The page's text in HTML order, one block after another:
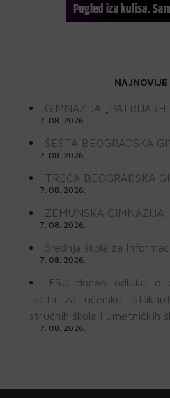
NAJNOVIJE
GIMNAZIJA „PATRIJARH
7. 08. 2026.
ŠESTA BEOGRADSKA
7. 08. 2026.
TREĆA BEOGRADSKA
7. 08. 2026.
ZEMUNSKA GIMNAZIJA
7. 08. 2026.
Srednja škola za
7. 08. 2026.
FSU doneo odluku o
ispita za učenike
stručnih škola i umetničkih
7. 08. 2026.